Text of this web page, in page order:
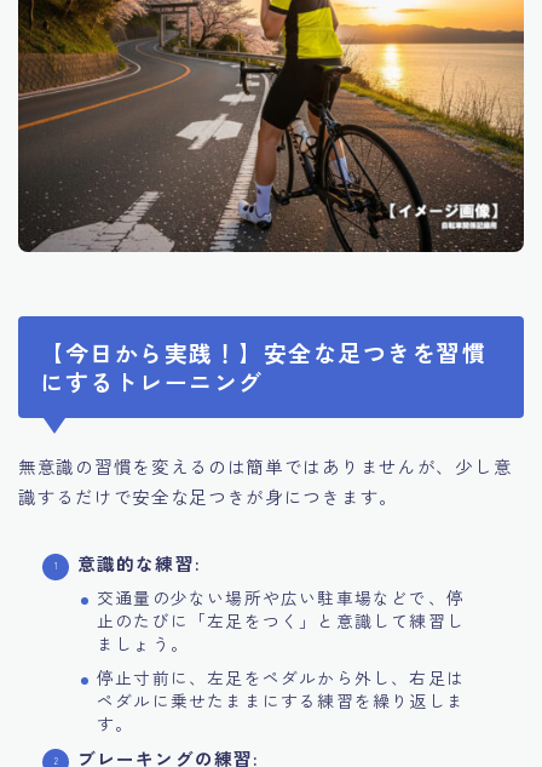
【今日から実践！】安全な足つきを習慣
にするトレーニング
無意識の習慣を変えるのは簡単ではありませんが、少し意
識するだけで安全な足つきが身につきます。
意識的な練習:
交通量の少ない場所や広い駐車場などで、停
止のたびに「左足をつく」と意識して練習し
ましょう。
停止寸前に、左足をペダルから外し、右足は
ペダルに乗せたままにする練習を繰り返しま
す。
ブレーキングの練習: